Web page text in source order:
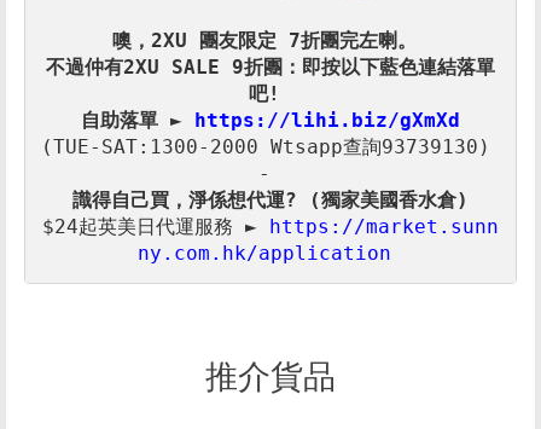
噢，2XU 團友限定 7折
不過仲有2XU SALE 9折團：即按以下藍色連結落單
自助落單 ►
(TUE-SAT:1300-2000 Wtsapp查詢93739130)
$24起英美日代運服務 ► https://market.sunn
ny.com.hk/application
推介貨品